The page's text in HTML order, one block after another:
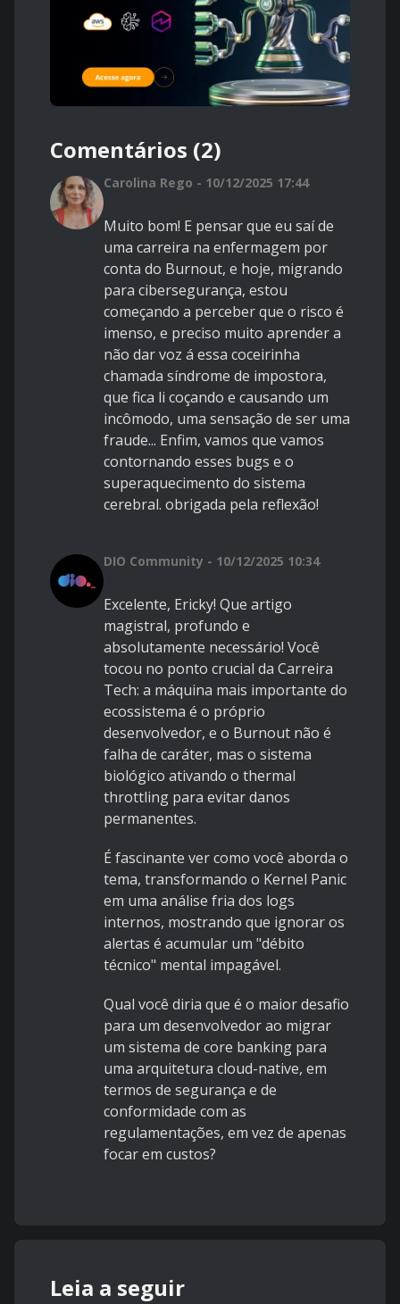
Comentários (2)
Carolina Rego - 10/12/2025 17:44
Muito bom! E pensar que eu saí de
uma carreira na enfermagem por
conta do Burnout, e hoje, migrando
para cibersegurança, estou
começando a perceber que o risco é
imenso, e preciso muito aprender a
não dar voz á essa coceirinha
chamada síndrome de impostora,
que fica li coçando e causando um
incômodo, uma sensação de ser uma
fraude... Enfim, vamos que vamos
contornando esses bugs e o
superaquecimento do sistema
cerebral. obrigada pela reflexão!
DIO Community - 10/12/2025 10:34
Excelente, Ericky! Que artigo
magistral, profundo e
absolutamente necessário! Você
tocou no ponto crucial da Carreira
Tech: a máquina mais importante do
ecossistema é o próprio
desenvolvedor, e o Burnout não é
falha de caráter, mas o sistema
biológico ativando o thermal
throttling para evitar danos
permanentes.
É fascinante ver como você aborda o
tema, transformando o Kernel Panic
em uma análise fria dos logs
internos, mostrando que ignorar os
alertas é acumular um "débito
técnico" mental impagável.
Qual você diria que é o maior desafio
para um desenvolvedor ao migrar
um sistema de core banking para
uma arquitetura cloud-native, em
termos de segurança e de
conformidade com as
regulamentações, em vez de apenas
focar em custos?
Leia a seguir